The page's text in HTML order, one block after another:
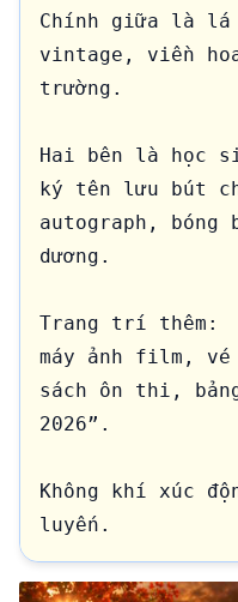
Chính giữa là
vintage, viền
trường.
Hai bên là học
ký tên lưu bút
autograph, bóng
dương.
Trang trí thêm:
máy ảnh film,
sách ôn thi,
2026”.
Không khí xúc
luyến.